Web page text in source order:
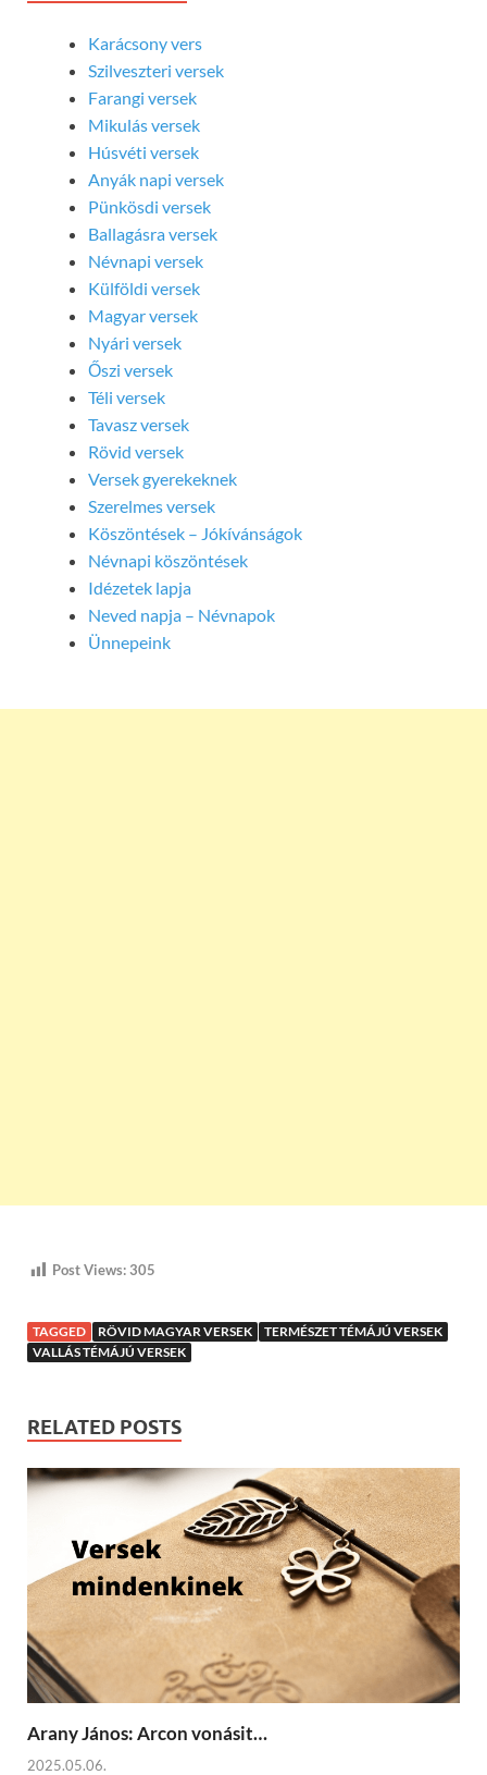
Karácsony vers
Szilveszteri versek
Farangi versek
Mikulás versek
Húsvéti versek
Anyák napi versek
Pünkösdi versek
Ballagásra versek
Névnapi versek
Külföldi versek
Magyar versek
Nyári versek
Őszi versek
Téli versek
Tavasz versek
Rövid versek
Versek gyerekeknek
Szerelmes versek
Köszöntések – Jókívánságok
Névnapi köszöntések
Idézetek lapja
Neved napja – Névnapok
Ünnepeink
Post Views:305
TAGGED RÖVID MAGYAR VERSEK
TERMÉSZET TÉMÁJÚ VERSEK
VALLÁS TÉMÁJÚ VERSEK
RELATED POSTS
Arany János: Arcon vonásit…
2025.05.06.